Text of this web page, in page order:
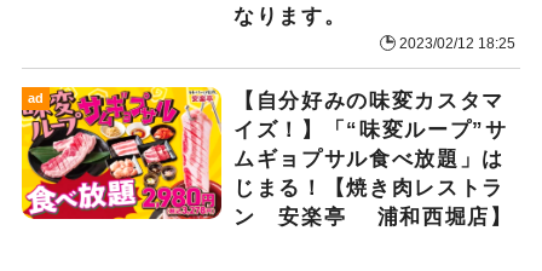
なります。
2023/02/12 18:25
ad
【自分好みの味変カスタマ
イズ！】「“味変ループ”サ
ムギョプサル食べ放題」は
じまる！【焼き肉レストラ
ン 安楽亭 浦和西堀店】